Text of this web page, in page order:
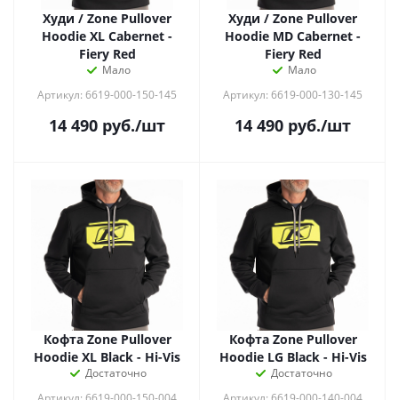
Худи / Zone Pullover
Hoodie XL Cabernet -
Fiery Red
Мало
Артикул: 6619-000-150-145
14 490 руб./шт
Худи / Zone Pullover
Hoodie MD Cabernet -
Fiery Red
Мало
Артикул: 6619-000-130-145
14 490 руб./шт
Кофта Zone Pullover
Hoodie XL Black - Hi-Vis
Достаточно
Кофта Zone Pullover
Hoodie LG Black - Hi-Vis
Достаточно